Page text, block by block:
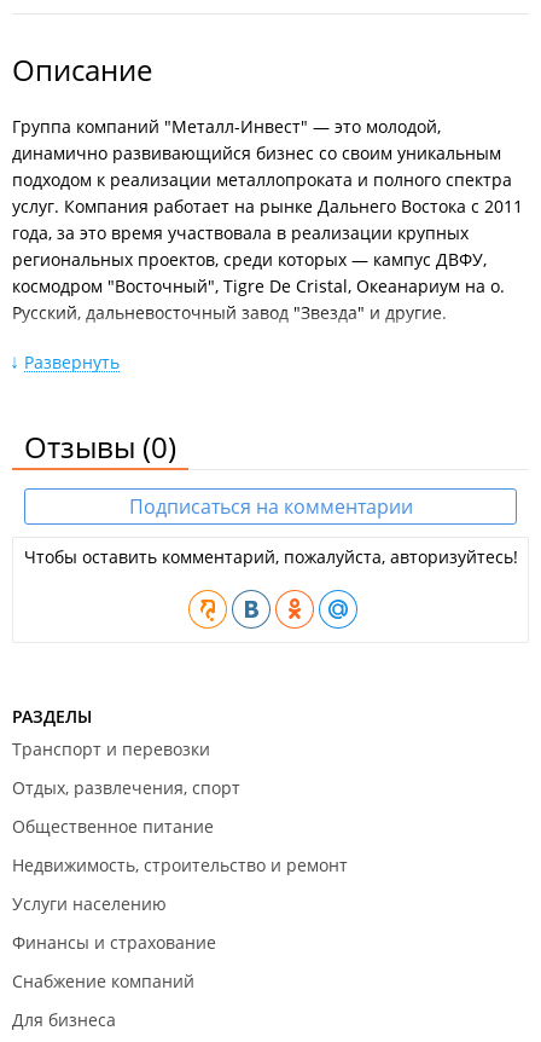
Описание
Группа компаний "Металл-Инвест" — это молодой,
динамично развивающийся бизнес со своим уникальным
подходом к реализации металлопроката и полного спектра
услуг. Компания работает на рынке Дальнего Востока с 2011
года, за это время участвовала в реализации крупных
региональных проектов, среди которых — кампус ДВФУ,
космодром "Восточный", Tigre De Cristal, Океанариум на о.
Русский, дальневосточный завод "Звезда" и другие.
Ключевая задача "Металл-Инвест" — обеспечить
своевременные и бесперебойные поставки любого объема
крупными металлокомбинатами, широкой партнерской сети
по всей России. Вся поставляемая продукция соответствует
требованиям ГОСТов. Для каждого клиента
соответствие с запросом.
ООО "Металл-инвест".
Развернуть
Отзывы (0)
Подписаться на комментарии
Чтобы оставить комментарий, пожалуйста, авторизуйтесь!
РАЗДЕЛЫ
Транспорт и перевозки
Отдых, развлечения, спорт
Общественное питание
Недвижимость, строительство и ремонт
Услуги населению
Финансы и страхование
Снабжение компаний
Для бизнеса